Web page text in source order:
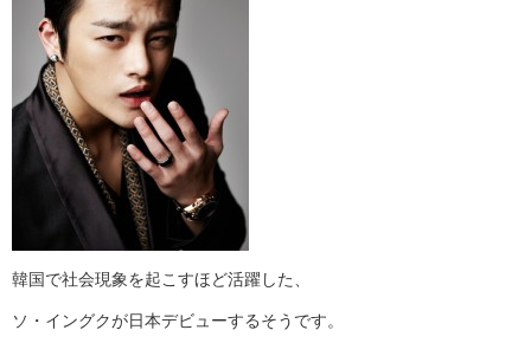
韓国で社会現象を起こすほど活躍した、
ソ・イングクが日本デビューするそうです。